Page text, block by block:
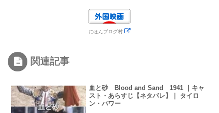
にほんブログ村
関連記事
血と砂 Blood and Sand 1941 ｜キャ
スト・あらすじ【ネタバレ】｜ タイロ
ン・パワー